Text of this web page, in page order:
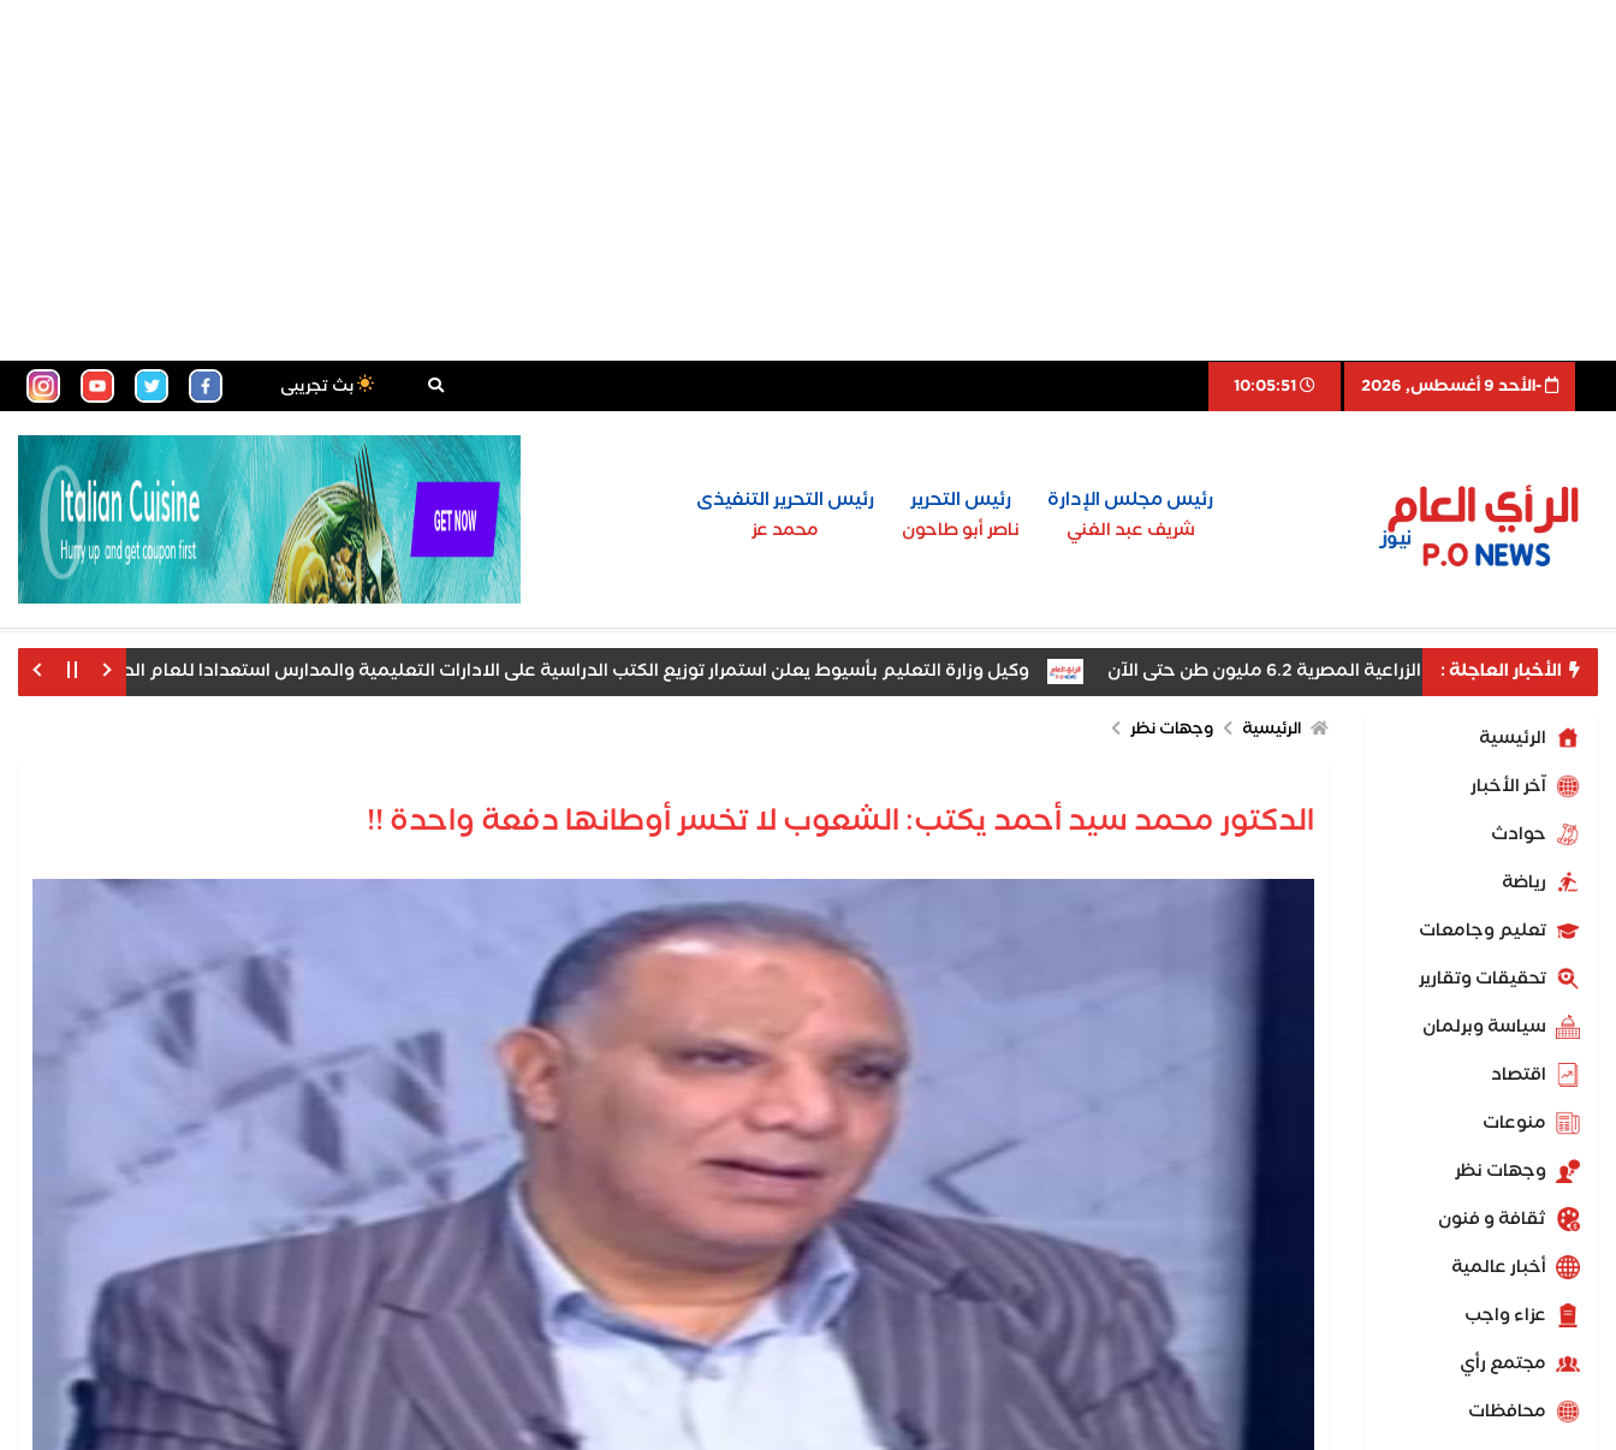
-اﻷحد 9 أغسطس, 2026 10:05:52 بث تجريبى
رئيس مجلس الإدارة
شريف عبد الغني
رئيس التحرير
ناصر أبو طاحون
رئيس التحرير التنفيذى
محمد عز
الأخبار العاجلة :
الصادرات الزراعية المصرية 6.2 مليون طن حتى الآن وكيل وزارة التعليم بأسيوط يعلن استمرار توزيع الكتب الدراسية على الادارات التعليمية والمدارس استعدادا للعام الدراسى الجديد
الرئيسية
اّخر الأخبار
حوادث
رياضة
تعليم وجامعات
تحقيقات وتقارير
سياسة وبرلمان
اقتصاد
منوعات
وجهات نظر
ثقافة و فنون
أخبار عالمية
عزاء واجب
مجتمع رأي
محافظات
الرئيسية وجهات نظر
الدكتور محمد سيد أحمد يكتب: الشعوب لا تخسر أوطانها دفعة واحدة !!